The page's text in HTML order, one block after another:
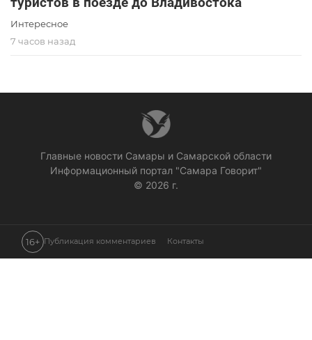
Интересное
7 часов назад
Главные новости Самары и Самарской области
Информационный портал "Самара Говорит"
© 2026 г.
16+ Публикация комментариев Контакты